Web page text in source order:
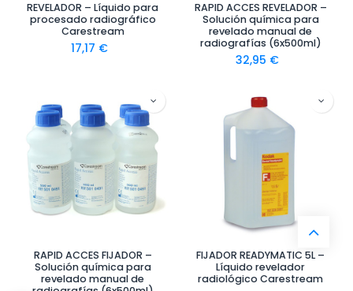
REVELADOR – Líquido para
procesado radiográfico
Carestream
17,17 €
RAPID ACCES REVELADOR –
Solución química para
revelado manual de
radiografías (6x500ml)
32,95 €
RAPID ACCES FIJADOR –
Solución química para
revelado manual de
FIJADOR READYMATIC 5L –
Líquido revelador
radiológico Carestream